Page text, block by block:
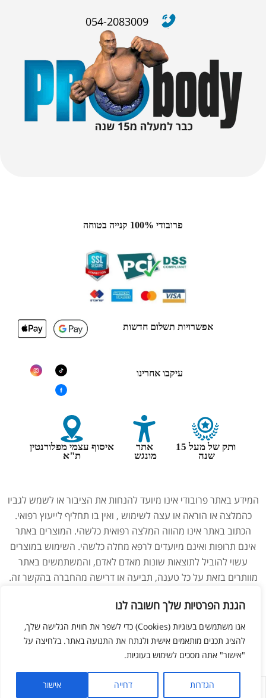
הגנת הפרטיות שלך חשובה לנו
אנו משתמשים בעוגיות (Cookies) כדי לשפר את חווית הגלישה שלך,
להציג תכנים מותאמים אישית ולנתח את התנועה באתר. בלחיצה על
"אישור" אתה מסכים לשימוש בעוגיות.
הגדרות דחייה אישור
054-2083009
פרובודי 100% קנייה בטוחה
אפשרויות תשלום חדשות
עיקבו אחרינו
ותק של מעל 15
שנה
אתר
מונגש
איסוף עצמי מפלורנטין
ת"א
המידע באתר פרובודי אינו מיועד להנחות את הציבור או לשמש לגביו
כהמלצה או הוראה או עצה לשימוש , ואין בו תחליף לייעוץ רפואי.
הכתוב באתר אינו מהווה המלצה רפואית כלשהי. המוצרים באתר
אינם תרופות ואינם מיועדים לרפא מחלה כלשהי. השימוש במוצרים
עשוי להוביל לתוצאות שונות מאדם לאדם, והמשתמשים באתר
מוותרים בזאת על כל טענה, תביעה או דרישה מהחברה בהקשר זה.
ברופא לפני השימוש במוצרים. התמונות באתר הן להמחשה בלבד.